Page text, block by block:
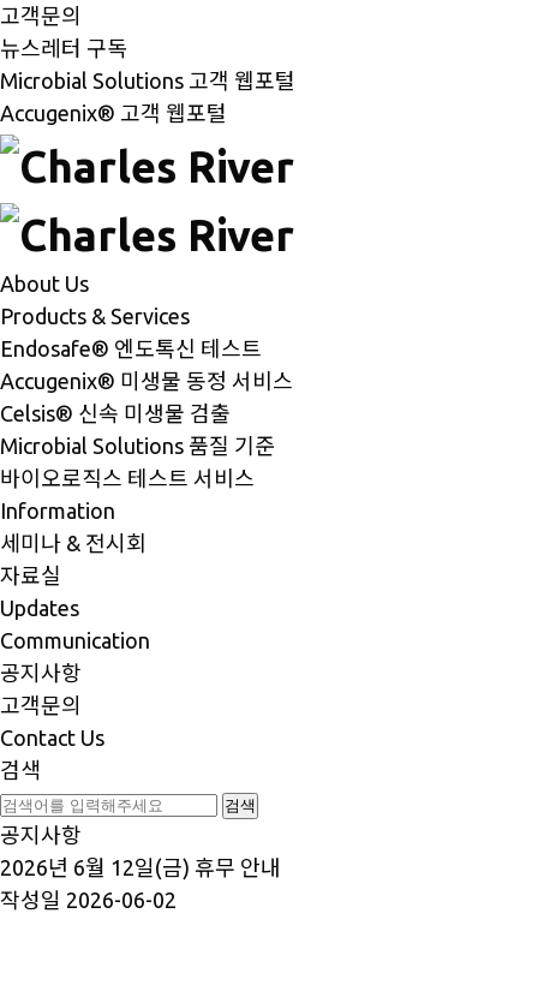
고객문의
뉴스레터 구독
Microbial Solutions 고객 웹포털
Accugenix® 고객 웹포털
About Us
Products & Services
Endosafe® 엔도톡신 테스트
Accugenix® 미생물 동정 서비스
Celsis® 신속 미생물 검출
Microbial Solutions 품질 기준
바이오로직스 테스트 서비스
Information
세미나 & 전시회
자료실
Updates
Communication
공지사항
고객문의
Contact Us
검색
공지사항
2026년 6월 12일(금) 휴무 안내
작성일 2026-06-02